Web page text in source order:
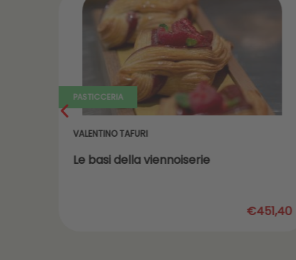
PASTICCERIA
VALENTINO TAFURI
Le basi della viennoiserie
€451,40